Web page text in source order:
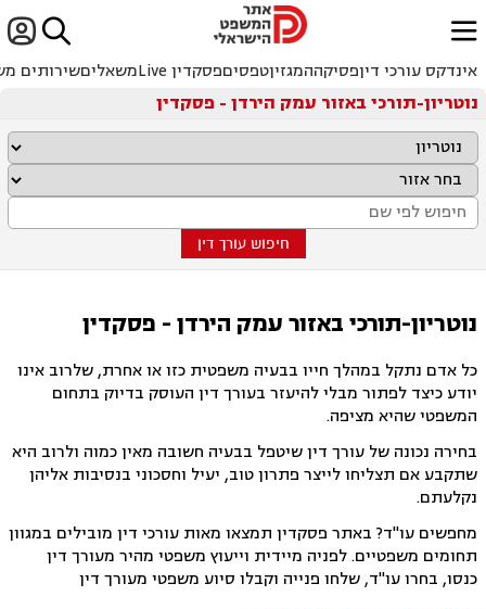

ﱐ
אינדקס עורכי דיןפסיקההמגזיןטפסיםפסקדין Live משאליםשירותים
נוטריון-תורכי באזור עמק הירדן - פסקדין
חיפוש עורך דין
נוטריון-תורכי באזור עמק הירדן - פסקדין
כל אדם נתקל במהלך חייו בבעיה משפטית כזו או אחרת, שלרוב אינו
יודע כיצד לפתור מבלי להיעזר בעורך דין העוסק בדיוק בתחום
המשפטי שהיא מציפה.
בחירה נכונה של עורך דין שיטפל בבעיה חשובה מאין כמוה ולרוב היא
שתקבע אם תצליחו לייצר פתרון טוב, יעיל וחסכוני בנסיבות אליהן
נקלעתם.
מחפשים עו"ד? באתר פסקדין תמצאו מאות עורכי דין מובילים במגוון
תחומים משפטיים. לפניה מיידית וייעוץ משפטי מהיר מעורך דין
כנסו, בחרו עו"ד, שלחו פנייה וקבלו סיוע משפטי מעורך דין